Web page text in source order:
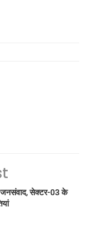
जनसंवाद, सेक्टर-03 के